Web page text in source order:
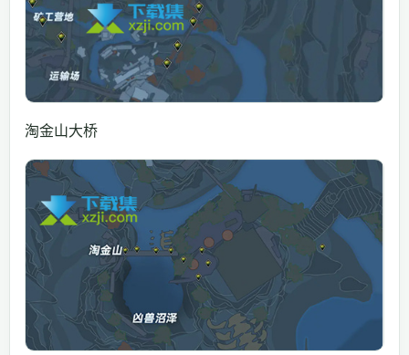
淘金山大桥